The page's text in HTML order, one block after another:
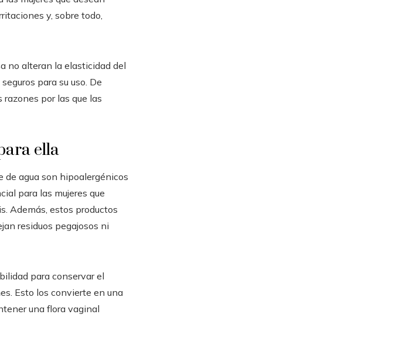
y, sobre todo,
no alteran la elasticidad del
para su uso. De
por las que las
ella
de agua son hipoalergénicos
para las mujeres que
Además, estos productos
residuos pegajosos ni
para conservar el
Esto los convierte en una
una flora vaginal